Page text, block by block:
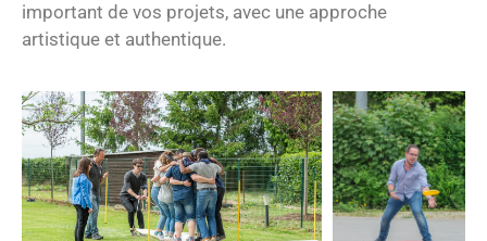
important de vos projets, avec une approche
artistique et authentique.